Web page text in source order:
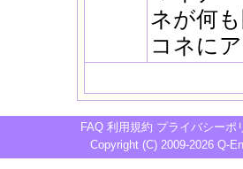
ネが何
コネに
FAQ 利用規約 プライバシーポ
Copyright (C) 2009-2026 Q-